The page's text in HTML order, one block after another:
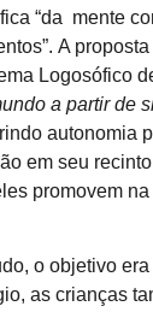
“da mente
A
Logosófico
a partir de
autonomia
em seu
promovem
o objetivo
as crianças